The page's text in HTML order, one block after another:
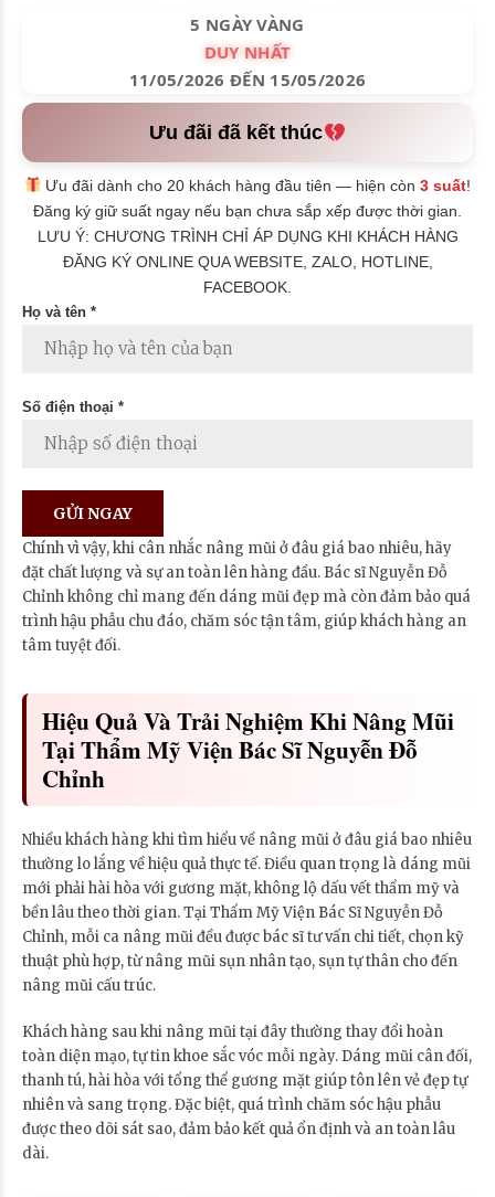
5 NGÀY VÀNG
DUY NHẤT
11/05/2026 ĐẾN 15/05/2026
Ưu đãi đã kết thúc
Ưu đãi dành cho 20 khách hàng đầu tiên — hiện còn3 suất!
Đăng ký giữ suất ngay nếu bạn chưa sắp xếp được thời gian.
LƯU Ý: CHƯƠNG TRÌNH CHỈ ÁP DỤNG KHI KHÁCH HÀNG
ĐĂNG KÝ ONLINE QUA WEBSITE, ZALO, HOTLINE,
FACEBOOK.
Họ và tên *
Số điện thoại *
Chính vì vậy, khi cân nhắc nâng mũi ở đâu giá bao nhiêu, hãy
đặt chất lượng và sự an toàn lên hàng đầu. Bác sĩ Nguyễn Đỗ
Chỉnh không chỉ mang đến dáng mũi đẹp mà còn đảm bảo quá
trình hậu phẫu chu đáo, chăm sóc tận tâm, giúp khách hàng an
tâm tuyệt đối.
Hiệu Quả Và Trải Nghiệm Khi Nâng Mũi
Tại Thẩm Mỹ Viện Bác Sĩ Nguyễn Đỗ
Chỉnh
Nhiều khách hàng khi tìm hiểu về nâng mũi ở đâu giá bao nhiêu
thường lo lắng về hiệu quả thực tế. Điều quan trọng là dáng mũi
mới phải hài hòa với gương mặt, không lộ dấu vết thẩm mỹ và
bền lâu theo thời gian. Tại Thẩm Mỹ Viện Bác Sĩ Nguyễn Đỗ
Chỉnh, mỗi ca nâng mũi đều được bác sĩ tư vấn chi tiết, chọn kỹ
thuật phù hợp, từ nâng mũi sụn nhân tạo, sụn tự thân cho đến
nâng mũi cấu trúc.
Khách hàng sau khi nâng mũi tại đây thường thay đổi hoàn
toàn diện mạo, tự tin khoe sắc vóc mỗi ngày. Dáng mũi cân đối,
thanh tú, hài hòa với tổng thể gương mặt giúp tôn lên vẻ đẹp tự
nhiên và sang trọng. Đặc biệt, quá trình chăm sóc hậu phẫu
được theo dõi sát sao, đảm bảo kết quả ổn định và an toàn lâu
dài.